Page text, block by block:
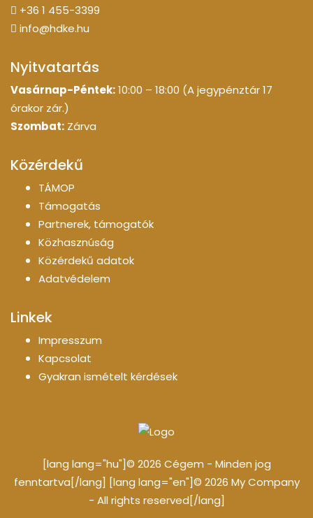
+36 1 455-3399
info@hdke.hu
Nyitvatartás
Vasárnap-Péntek:10:00 – 18:00 (A jegypénztár 17
órakor zár.)
Szombat: Zárva
Közérdekű
TÁMOP
Támogatás
Partnerek, támogatók
Közhasznúság
Közérdekű adatok
Adatvédelem
Linkek
Impresszum
Kapcsolat
Gyakran ismételt kérdések
[lang lang="hu"]© 2026 Cégem - Minden jog
fenntartva[/lang] [lang lang="en"]© 2026 My Company
- All rights reserved[/lang]